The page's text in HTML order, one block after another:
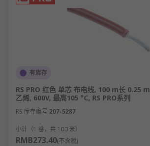
有库存
RS PRO 红色 单芯 布电线, 100 m长 0.25
乙烯, 600V, 最高105 °C, RS PRO系列
RS 库存编号 207-5287
小计（1 卷，共 100 米）
RMB273.40(不含税)